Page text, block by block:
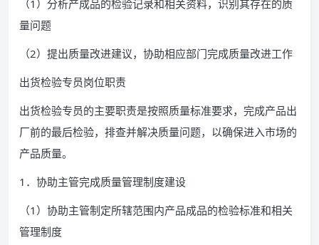
（1）分析产成品的检验记录和相关资料，识别其存在的质
量问题
（2）提出质量改进建议，协助相应部门完成质量改进工作
出货检验专员岗位职责
出货检验专员的主要职责是按照质量标准要求，完成产品出
厂前的最后检验，排查并解决质量问题，以确保进入市场的
产品质量。
1．协助主管完成质量管理制度建设
（1）协助主管制定所辖范围内产品成品的检验标准和相关
管理制度